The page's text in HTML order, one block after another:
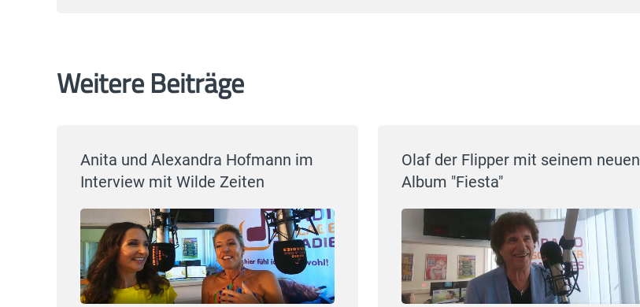
Weitere Beiträge
Anita und Alexandra Hofmann im
Interview mit Wilde Zeiten
Olaf der Flipper mit seinem neuen
Album "Fiesta"